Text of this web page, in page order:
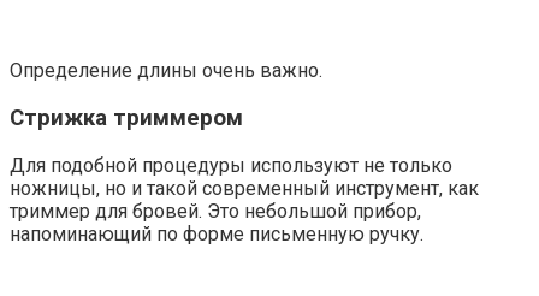
Определение длины очень важно.
Стрижка триммером
Для подобной процедуры используют не только
ножницы, но и такой современный инструмент, как
триммер для бровей. Это небольшой прибор,
напоминающий по форме письменную ручку.